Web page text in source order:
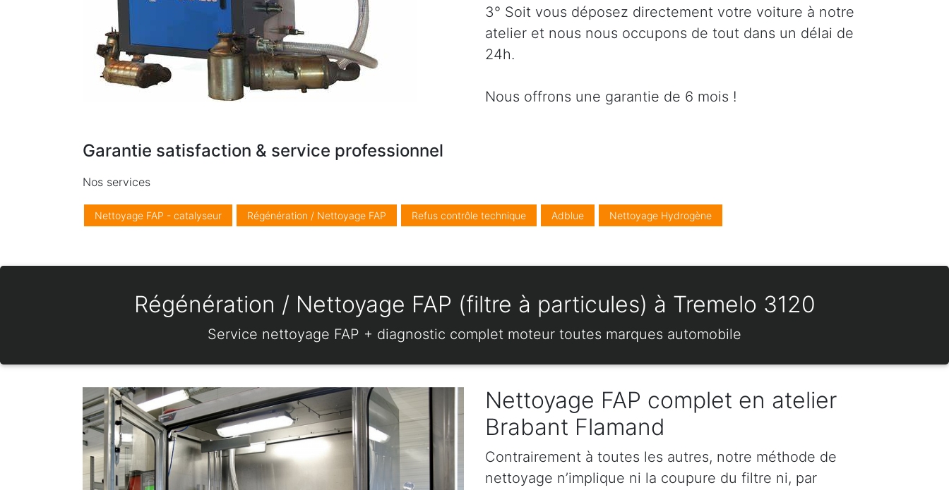
3° Soit vous déposez directement votre voiture à notre
atelier et nous nous occupons de tout dans un délai de
24h.
Nous offrons une garantie de 6 mois !
Garantie satisfaction & service professionnel
Nos services
Nettoyage FAP - catalyseur Régénération / Nettoyage FAP Refus contrôle technique Adblue Nettoyage Hydrogène
Régénération / Nettoyage FAP (filtre à particules) à Tremelo 3120
Service nettoyage FAP + diagnostic complet moteur toutes marques automobile
Nettoyage FAP complet en atelier
Brabant Flamand
Contrairement à toutes les autres, notre méthode de
nettoyage n’implique ni la coupure du filtre ni, par